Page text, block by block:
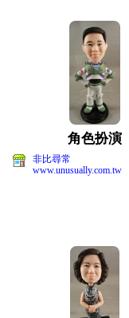
角色扮演
非比尋常
www.unusually.com.tw